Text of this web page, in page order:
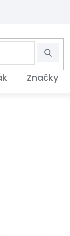
Hľadať
Značky